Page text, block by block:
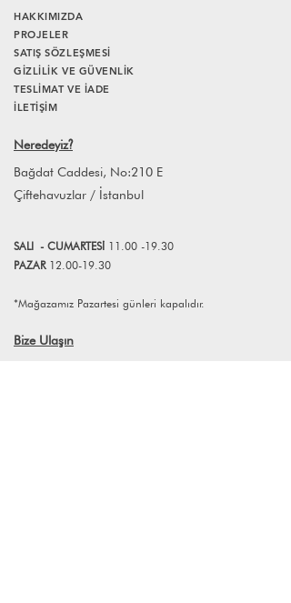
İade Süresi: Satın aldığınız ürünü,
siparişi teslim aldığınız tarihten itibaren
14 gün içerisinde iade edebilirsiniz.
Ürünlerin iade edilebilmesi için iade
koşullarına uyması gerekmektedir.
Farklı adetlerdeki siparişleriniz için
atabilirsiniz.
HAKKIMIZDA
PROJELER
SATIŞ SÖZLEŞMESİ
GİZLİLİK VE GÜVENLİK
TESLİMAT VE İADE
İLETİŞİM
Neredeyiz?
Bağdat Caddesi, No:210 E
Çiftehavuzlar / İstanbul
SALI - CUMARTESİ 11.00 -19.30
PAZAR 12.00-19.30
*Mağazamız Pazartesi günleri kapalıdır.
Bize Ulaşın